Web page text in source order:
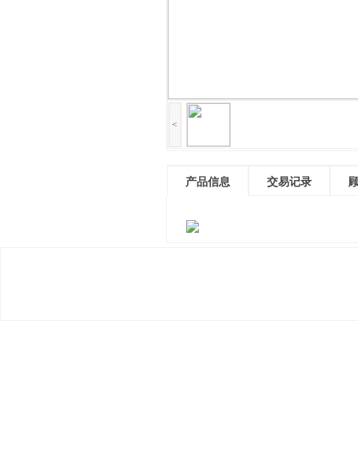
<
产品信息 交易记录